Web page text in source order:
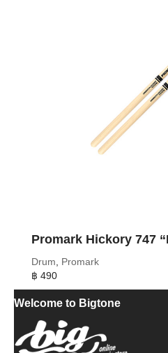
Promark Hickory 747
Drum, Promark
฿ 490
Welcome to Bigtone